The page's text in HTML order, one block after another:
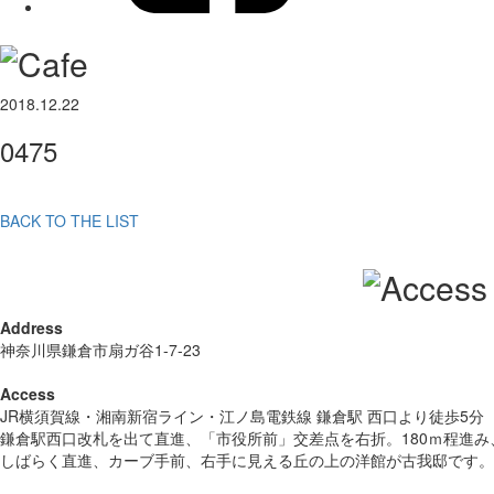
2018.12.22
0475
BACK TO THE LIST
Address
神奈川県鎌倉市扇ガ谷1-7-23
Access
JR横須賀線・湘南新宿ライン・江ノ島電鉄線 鎌倉駅 西口より徒歩5分
鎌倉駅西口改札を出て直進、「市役所前」交差点を右折。180ｍ程進み
しばらく直進、カーブ手前、右手に見える丘の上の洋館が古我邸です。